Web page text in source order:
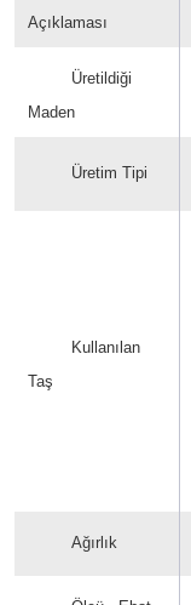
Açıklaması
Üretildiği
Maden
Üretim Tipi
Kullanılan
Taş
Ağırlık